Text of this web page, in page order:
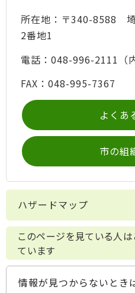
所在地：〒340-8588
2番地1
電話：048-996-2111（
FAX：048-995-7367
よくあ
市の組
ハザードマップ
このページを見ている人
ています
情報が見つからないとき